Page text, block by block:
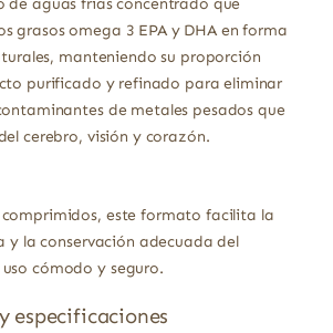
de aguas frías concentrado que
grasos omega 3 EPA y DHA en forma
manteniendo su proporción
purificado y refinado para eliminar
de metales pesados que
cerebro, visión y corazón.
comprimidos, este formato facilita la
y la conservación adecuada del
cómodo y seguro.
especificaciones